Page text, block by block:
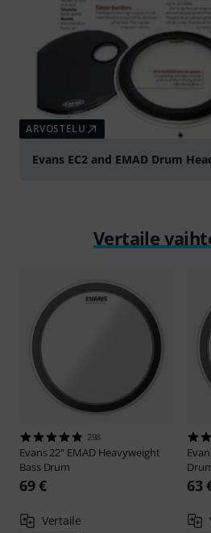
ARVOSTELU
Evans EC2 and EMAD Drum
Vertaile
298
Evans22" EMAD Heavyweight
Bass Drum
69 €
Vertaile
63